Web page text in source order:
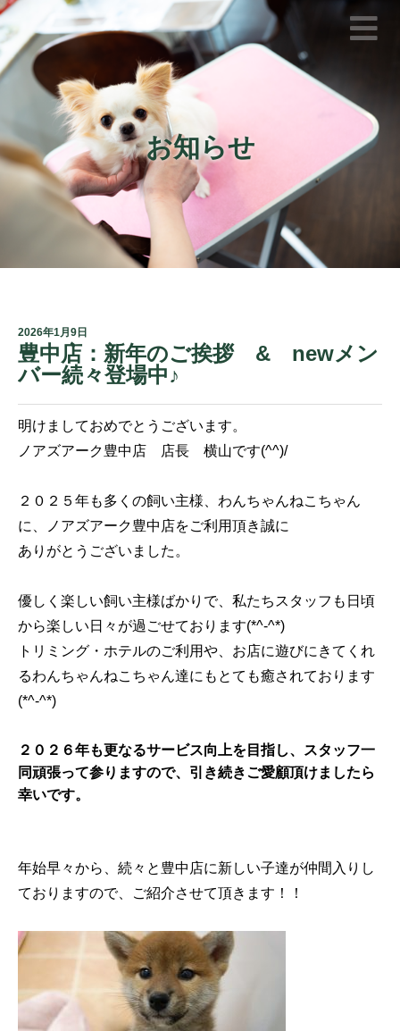
お知らせ
2026年1月9日
豊中店：新年のご挨拶 & newメン
バー続々登場中♪
明けましておめでとうございます。
ノアズアーク豊中店 店長 横山です(^^)/
２０２５年も多くの飼い主様、わんちゃんねこちゃん
に、ノアズアーク豊中店をご利用頂き誠に
ありがとうございました。
優しく楽しい飼い主様ばかりで、私たちスタッフも日頃
から楽しい日々が過ごせております(*^-^*)
トリミング・ホテルのご利用や、お店に遊びにきてくれ
るわんちゃんねこちゃん達にもとても癒されております
(*^-^*)
２０２６年も更なるサービス向上を目指し、スタッフ一
同頑張って参りますので、引き続きご愛顧頂けましたら
幸いです。
年始早々から、続々と豊中店に新しい子達が仲間入りし
ておりますので、ご紹介させて頂きます！！